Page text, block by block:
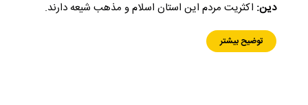
دین: اکثریت مردم این استان اسلام و مذهب شیعه دارند.
توضیح بیشتر